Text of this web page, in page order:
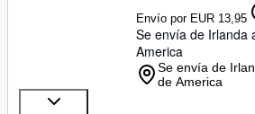
Envío por EUR 13,95
Se envía de Irlanda
America
Se envía de
de America